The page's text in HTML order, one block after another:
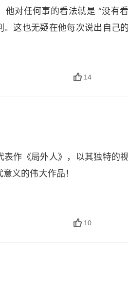
对任何事的看法就是 “没有看
这也无疑在他每次说出自己
为什么没有在妈妈葬礼上哭泣
夸浅显。用书里的一句话说就
，自己也越来越感觉孤独了
欢听他认可的规则的语言，
开心的，好的方式就是躬身
达，尊重社会的前提也展现
14
作《局外人》，以其独特的
义的伟大作品！
10